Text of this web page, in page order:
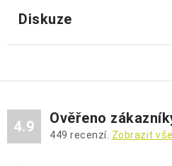
Diskuze
4.9 Ověřeno
449 recenzí. Zobrazit